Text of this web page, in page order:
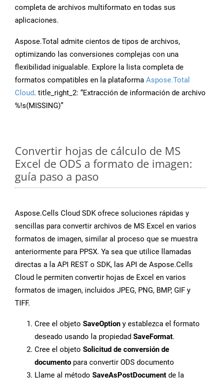
completa de archivos multiformato en todas sus
aplicaciones.
Aspose.Total admite cientos de tipos de archivos,
optimizando las conversiones complejas con una
flexibilidad inigualable. Explore la lista completa de
formatos compatibles en la plataforma Aspose.Total
Cloud. title_right_2: “Extracción de información de archivo
%!s(MISSING)”
Convertir hojas de cálculo de MS
Excel de ODS a formato de imagen:
guía paso a paso
Aspose.Cells Cloud SDK ofrece soluciones rápidas y
sencillas para convertir archivos de MS Excel en varios
formatos de imagen, similar al proceso que se muestra
anteriormente para PPSX. Ya sea que utilice llamadas
directas a la API REST o SDK, las API de Aspose.Cells
Cloud le permiten convertir hojas de Excel en varios
formatos de imagen, incluidos JPEG, PNG, BMP, GIF y
TIFF.
Cree el objeto SaveOption y establezca el formato
deseado usando la propiedad SaveFormat.
Cree el objeto Solicitud de conversión de
documento para convertir ODS documento
Llame al método SaveAsPostDocument de la